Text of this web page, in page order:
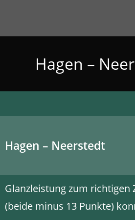
Hagen –
Hagen – Neerstedt
Glanzleistung zum richtigen
(beide minus 13 Punkte)